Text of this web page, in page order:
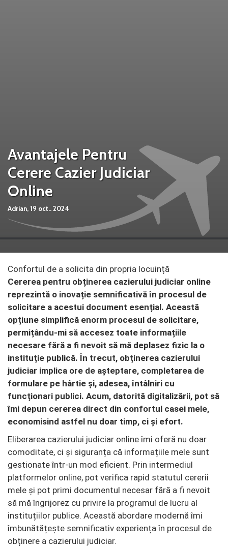
Avantajele Pentru
Cerere Cazier Judiciar
Online
Adrian,19 oct.. 2024
Confortul de a solicita din propria locuință
Cererea pentru obținerea cazierului judiciar online
reprezintă o inovație semnificativă în procesul de
solicitare a acestui document esențial. Această
opțiune simplifică enorm procesul de solicitare,
permițându-mi să accesez toate informațiile
necesare fără a fi nevoit să mă deplasez fizic la o
instituție publică. În trecut, obținerea cazierului
judiciar implica ore de așteptare, completarea de
formulare pe hârtie și, adesea, întâlniri cu
funcționari publici. Acum, datorită digitalizării, pot să
îmi depun cererea direct din confortul casei mele,
economisind astfel nu doar timp, ci și efort.
Eliberarea cazierului judiciar online îmi oferă nu doar
comoditate, ci și siguranța că informațiile mele sunt
gestionate într-un mod eficient. Prin intermediul
platformelor online, pot verifica rapid statutul cererii
mele și pot primi documentul necesar fără a fi nevoit
să mă îngrijorez cu privire la programul de lucru al
instituțiilor publice. Această abordare modernă îmi
îmbunătățește semnificativ experiența în procesul de
obținere a cazierului judiciar.